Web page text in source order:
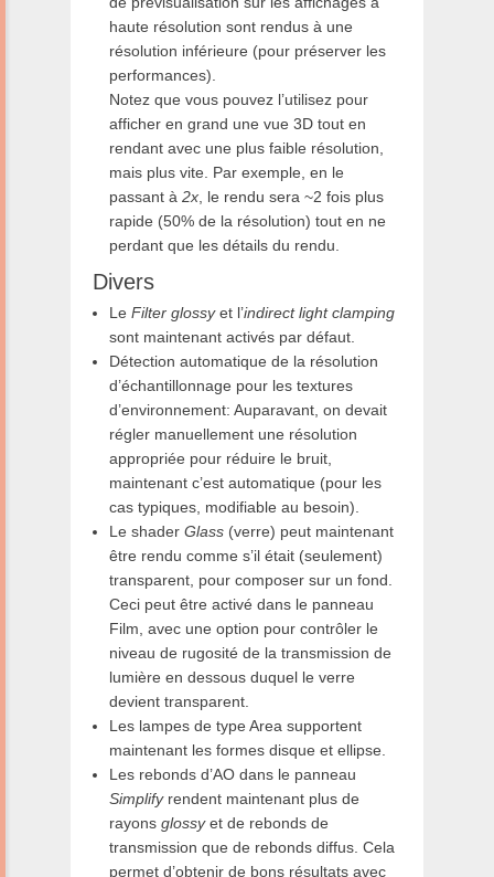
haute résolution sont rendus à une
résolution inférieure (pour préserver les
performances).
Notez que vous pouvez l’utilisez pour
afficher en grand une vue 3D tout en
rendant avec une plus faible résolution,
mais plus vite. Par exemple, en le
passant à 2x , le rendu sera ~2 fois plus
rapide (50% de la résolution) tout en ne
perdant que les détails du rendu.
Divers
Le Filter glossyet l’indirect light clamping
sont maintenant activés par défaut.
Détection automatique de la résolution
d’échantillonnage pour les textures
d’environnement: Auparavant, on devait
régler manuellement une résolution
appropriée pour réduire le bruit,
maintenant c’est automatique (pour les
cas typiques, modifiable au besoin).
Le shader Glass (verre) peut maintenant
être rendu comme s’il était (seulement)
transparent, pour composer sur un fond.
Ceci peut être activé dans le panneau
Film, avec une option pour contrôler le
niveau de rugosité de la transmission de
lumière en dessous duquel le verre
devient transparent.
Les lampes de type Area supportent
maintenant les formes disque et ellipse.
Les rebonds d’AO dans le panneau
Simplifyrendent maintenant plus de
rayons glossyet de rebonds de
transmission que de rebonds diffus. Cela
permet d’obtenir de bons résultats avec